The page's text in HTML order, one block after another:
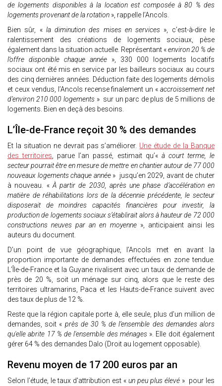
de logements disponibles à la location est composée à 80 % des
logements provenant de la rotation », rappelle l’Ancols.
Bien sûr, «la diminution des mises en services », c’est-à-dire le
ralentissement des créations de logements sociaux, pèse
également dans la situation actuelle. Représentant «environ 20 % de
l’offre disponible chaque année », 330 000 logements locatifs
sociaux ont été mis en service par les bailleurs sociaux au cours
des cinq dernières années. Déduction faite des logements démolis
et ceux vendus, l’Ancols recense finalement un «accroissement net
d’environ 210 000 logements» sur un parc de plus de 5 millions de
logements. Bien en deçà des besoins.
L’Île-de-France reçoit 30 % des demandes
Et la situation ne devrait pas s’améliorer. Une étude de la Banque
des territoires, parue l’an passé, estimait qu’« à court terme, le
secteur pourrait être en mesure de mettre en chantier autour de 77 000
nouveaux logements chaque année » jusqu’en 2029, avant de chuter
à nouveau. «À partir de 2030, après une phase d’accélération en
matière de réhabilitations lors de la décennie précédente, le secteur
disposerait de moindres capacités financières pour investir, la
production de logements sociaux s’établirait alors à hauteur de 72 000
constructions neuves par an en moyenne», anticipaient ainsi les
auteurs du document.
D’un point de vue géographique, l’Ancols met en avant la
proportion importante de demandes effectuées en zone tendue.
L’Île-de-France et la Guyane rivalisent avec un taux de demande de
près de 20 %, soit un ménage sur cinq, alors que le reste des
territoires ultramarins, Paca et les Hauts-de-France suivent avec
des taux de plus de 12 %.
Reste que la région capitale porte à, elle seule, plus d’un million de
demandes, soit « près de 30 % de l’ensemble des demandes alors
qu'elle abrite 17 % de l'ensemble des ménages ». Elle doit également
gérer 64 % des demandes Dalo (Droit au logement opposable).
Revenu moyen de 17 200 euros par an
Selon l’étude, le taux d'attribution est « un peu plus élevé » pour les